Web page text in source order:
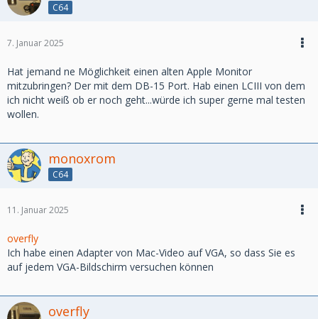
C64
7. Januar 2025
Hat jemand ne Möglichkeit einen alten Apple Monitor
mitzubringen? Der mit dem DB-15 Port. Hab einen LCIII von dem
ich nicht weiß ob er noch geht...würde ich super gerne mal testen
wollen.
monoxrom
C64
11. Januar 2025
overfly
Ich habe einen Adapter von Mac-Video auf VGA, so dass Sie es
auf jedem VGA-Bildschirm versuchen können
overfly